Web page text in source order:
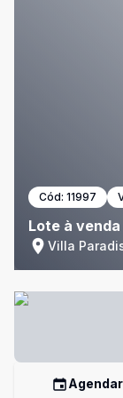
Cód: 11997
Lote à
Villa